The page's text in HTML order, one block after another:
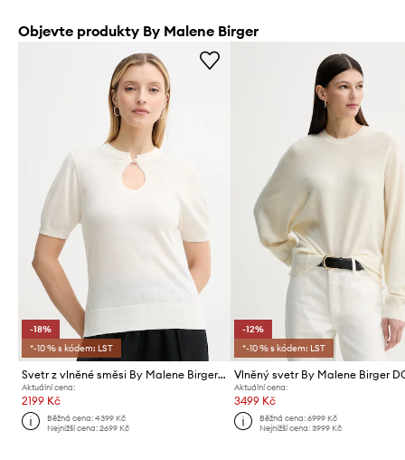
Objevte produkty By Malene Birger
-18%
*-10 % s kódem: LST
Svetr z vlněné směsi By Malene Birger TALA
Aktuální cena:
2199 Kč
Běžná cena:4399 Kč
Nejnižší cena:2699 Kč
-12%
*-10 % s kódem: LST
Vlněný svetr By Malene Birger
Aktuální cena:
3499 Kč
Běžná cena: 6999 Kč
Nejnižší cena: 3999 Kč